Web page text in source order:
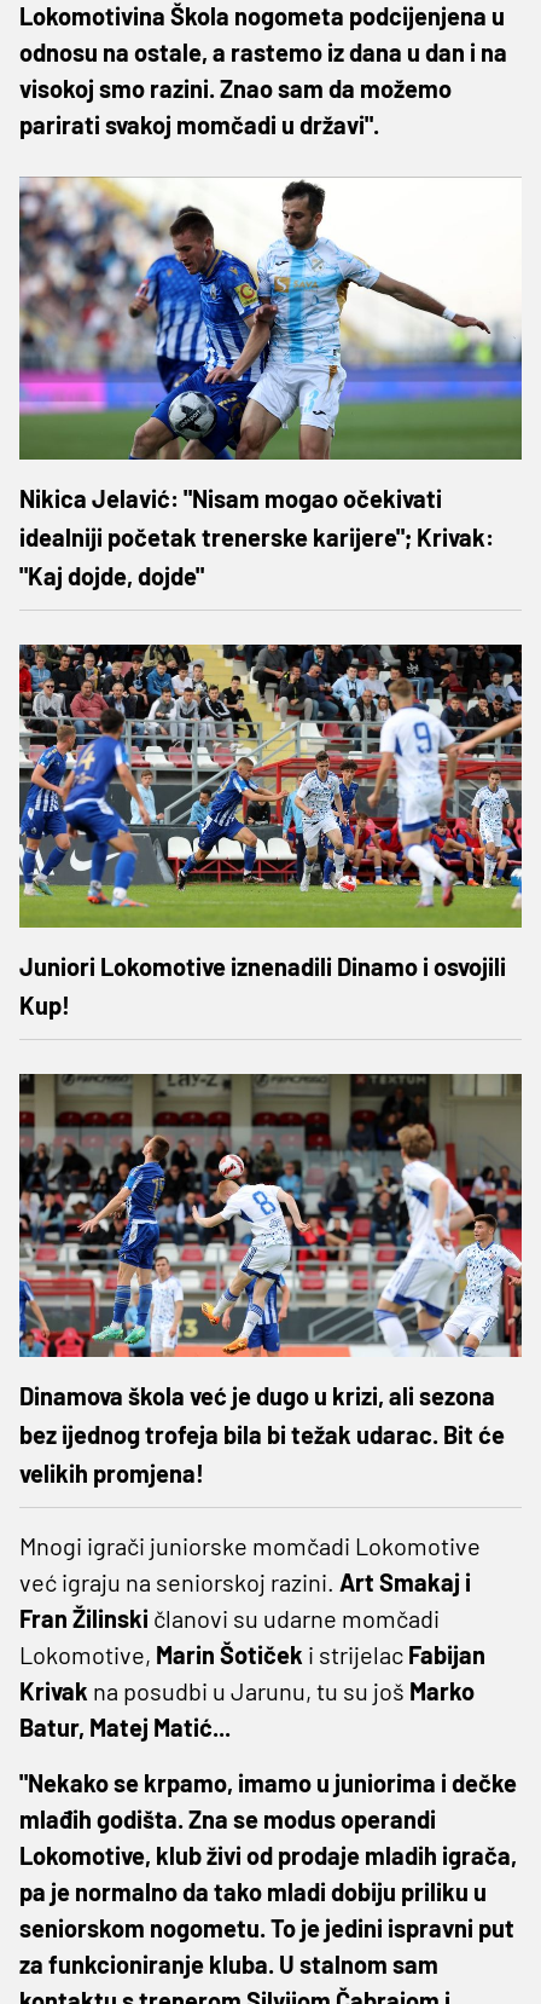
Lokomotivina Škola nogometa podcijenjena u
odnosu na ostale, a rastemo iz dana u dan i na
visokoj smo razini. Znao sam da možemo
parirati svakoj momčadi u državi".
Nikica Jelavić: "Nisam mogao očekivati
idealniji početak trenerske karijere"; Krivak:
"Kaj dojde, dojde"
Juniori Lokomotive iznenadili Dinamo i osvojili
Kup!
Dinamova škola već je dugo u krizi, ali sezona
bez ijednog trofeja bila bi težak udarac. Bit će
velikih promjena!
Mnogi igrači juniorske momčadi Lokomotive
već igraju na seniorskoj razini. Art Smakaj i
Fran Žilinski članovi su udarne momčadi
Lokomotive, Marin Šotiček i strijelac Fabijan
Krivak na posudbi u Jarunu, tu su još Marko
Batur, Matej Matić...
"Nekako se krpamo, imamo u juniorima i dečke
mlađih godišta. Zna se modus operandi
Lokomotive, klub živi od prodaje mladih igrača,
pa je normalno da tako mladi dobiju priliku u
seniorskom nogometu. To je jedini ispravni put
za funkcioniranje kluba. U stalnom sam